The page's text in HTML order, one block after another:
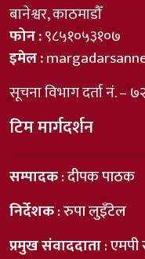
बानेश्वर, काठमाडौँ
फोन :९८५१०५३१०७
इमेल :
सूचना विभाग दर्ता नं. –
टिम मार्गदर्शन
सम्पादक: दीपक पाठक
निर्देशक: रुपा लुइँटेल
प्रमुख संवाददाता: